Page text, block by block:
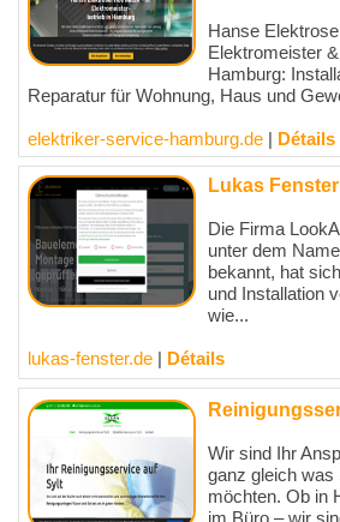
Hanse
Elektromeister
Hamburg:
Reparatur für Wohnung, Haus und
elektriker-service-hamburg.de Détails
Lukas Fenster
Die Firma
unter dem
bekannt, hat
und Installation
wie...
lukas-fenster.de Détails
Wir sind Ihr
ganz gleich was
möchten. Ob in